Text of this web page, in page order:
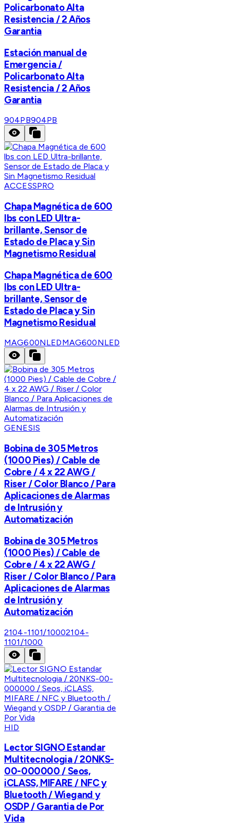
Policarbonato Alta
Resistencia / 2 Años
Garantia
Estación manual de
Emergencia /
Policarbonato Alta
Resistencia / 2 Años
Garantia
904PB904PB
ACCESSPRO
Chapa Magnética de 600
lbs con LED Ultra-
brillante, Sensor de
Estado de Placa y Sin
Magnetismo Residual
Chapa Magnética de 600
lbs con LED Ultra-
brillante, Sensor de
Estado de Placa y Sin
Magnetismo Residual
MAG600NLEDMAG600NLED
GENESIS
Bobina de 305 Metros
(1000 Pies) / Cable de
Cobre / 4 x 22 AWG /
Riser / Color Blanco / Para
Aplicaciones de Alarmas
de Intrusión y
Automatización
Bobina de 305 Metros
(1000 Pies) / Cable de
Cobre / 4 x 22 AWG /
Riser / Color Blanco / Para
Aplicaciones de Alarmas
de Intrusión y
Automatización
2104-1101/10002104-
1101/1000
HID
Lector SIGNO Estandar
Multitecnologia / 20NKS-
00-000000 / Seos,
iCLASS, MIFARE / NFC y
Bluetooth / Wiegand y
OSDP / Garantia de Por
Vida